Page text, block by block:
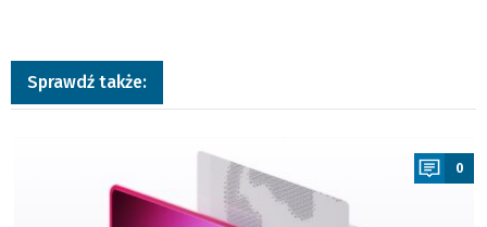
Sprawdź także:
0